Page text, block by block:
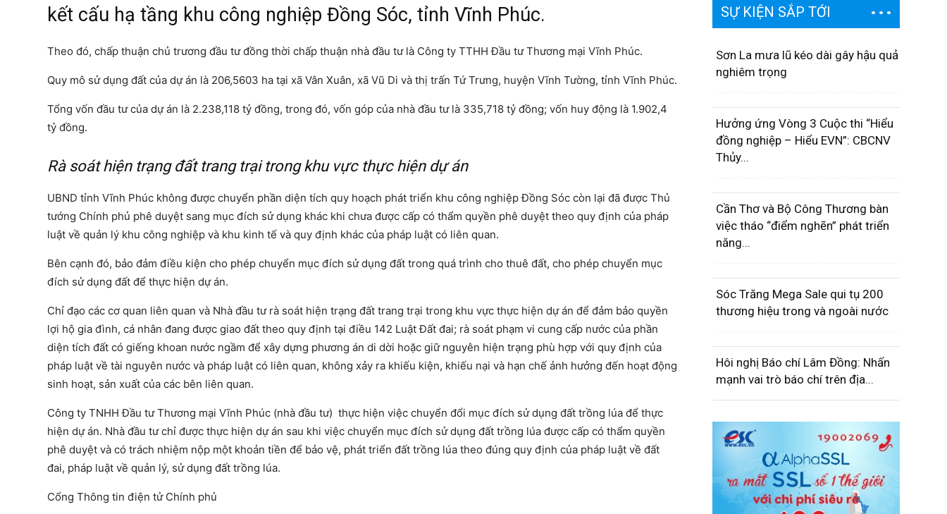
kết cấu hạ tầng khu công nghiệp Đồng Sóc, tỉnh Vĩnh Phúc.
Theo đó, chấp thuận chủ trương đầu tư đồng thời chấp thuận nhà đầu tư là Công ty TTHH Đầu tư Thương mại Vĩnh Phúc.
Quy mô sử dụng đất của dự án là 206,5603 ha tại xã Vân Xuân, xã Vũ Di và thị trấn Tứ Trưng, huyện Vĩnh Tường, tỉnh Vĩnh Phúc.
Tổng vốn đầu tư của dự án là 2.238,118 tỷ đồng, trong đó, vốn góp của nhà đầu tư là 335,718 tỷ đồng; vốn huy động là 1.902,4
tỷ đồng.
Rà soát hiện trạng đất trang trại trong khu vực thực hiện dự án
UBND tỉnh Vĩnh Phúc không được chuyển phần diện tích quy hoạch phát triển khu công nghiệp Đồng Sóc còn lại đã được Thủ
tướng Chính phủ phê duyệt sang mục đích sử dụng khác khi chưa được cấp có thẩm quyền phê duyệt theo quy định của pháp
luật về quản lý khu công nghiệp và khu kinh tế và quy định khác của pháp luật có liên quan.
Bên cạnh đó, bảo đảm điều kiện cho phép chuyển mục đích sử dụng đất trong quá trình cho thuê đất, cho phép chuyển mục
đích sử dụng đất để thực hiện dự án.
Chỉ đạo các cơ quan liên quan và Nhà đầu tư rà soát hiện trạng đất trang trại trong khu vực thực hiện dự án để đảm bảo quyền
lợi hộ gia đình, cá nhân đang được giao đất theo quy định tại điều 142 Luật Đất đai; rà soát phạm vi cung cấp nước của phần
diện tích đất có giếng khoan nước ngầm để xây dựng phương án di dời hoặc giữ nguyên hiện trạng phù hợp với quy định của
pháp luật về tài nguyên nước và pháp luật có liên quan, không xảy ra khiếu kiện, khiếu nại và hạn chế ảnh hưởng đến hoạt động
sinh hoạt, sản xuất của các bên liên quan.
Công ty TNHH Đầu tư Thương mại Vĩnh Phúc (nhà đầu tư) thực hiện việc chuyển đổi mục đích sử dụng đất trồng lúa để thực
hiện dự án. Nhà đầu tư chỉ được thực hiện dự án sau khi việc chuyển mục đích sử dụng đất trồng lúa được cấp có thẩm quyền
phê duyệt và có trách nhiệm nộp một khoản tiền để bảo vệ, phát triển đất trồng lúa theo đúng quy định của pháp luật về đất
đai, pháp luật về quản lý, sử dụng đất trồng lúa.
Cổng Thông tin điện tử Chính phủ
SỰ KIỆN SẮP TỚI
Sơn La mưa lũ kéo dài gây hậu quả
nghiêm trọng
Hưởng ứng Vòng 3 Cuộc thi “Hiểu
đồng nghiệp – Hiểu EVN”: CBCNV
Thủy...
Cần Thơ và Bộ Công Thương bàn
việc tháo “điểm nghẽn” phát triển
năng...
Sóc Trăng Mega Sale qui tụ 200
thương hiệu trong và ngoài nước
Hôi nghị Báo chí Lâm Đồng: Nhấn
mạnh vai trò báo chí trên địa...